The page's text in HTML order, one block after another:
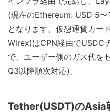
(現在のEthereum: USD 5
となります。仮想通貨カー
Wirex)はCPN経由でUSDC
で、ユーザー側のガス代を
Q3以降順次対応)。
Tether(USDT)のAsia